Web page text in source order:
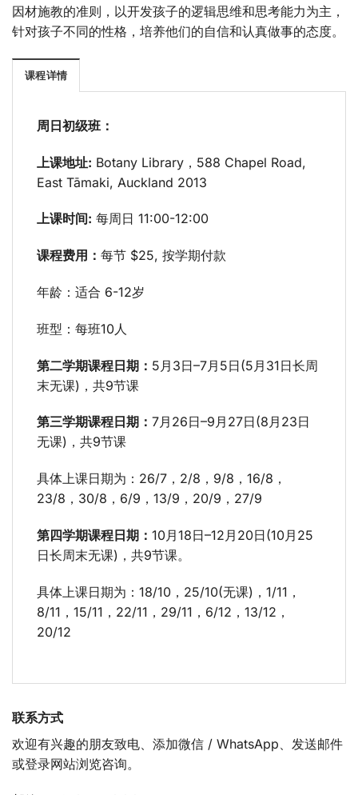
因材施教的准则，以开发孩子的逻辑思维和思考能力为主，
针对孩子不同的性格，培养他们的自信和认真做事的态度。
课程详情
周日初级班：
上课地址: Botany Library，588 Chapel Road,
East Tāmaki, Auckland 2013
上课时间: 每周日 11:00-12:00
课程费用： 每节 $25, 按学期付款
年龄：适合 6-12岁
班型：每班10人
第二学期课程日期： 5月3日–7月5日(5月31日长周
末无课)，共9节课
第三学期课程日期： 7月26日–9月27日(8月23日
无课)，共9节课
具体上课日期为：26/7，2/8，9/8，16/8，
23/8，30/8，6/9，13/9，20/9，27/9
第四学期课程日期： 10月18日–12月20日(10月25
日长周末无课)，共9节课。
具体上课日期为：18/10，25/10(无课)，1/11，
8/11，15/11，22/11，29/11，6/12，13/12，
20/12
联系方式
欢迎有兴趣的朋友致电、添加微信 / WhatsApp、发送邮件
或登录网站浏览咨询。